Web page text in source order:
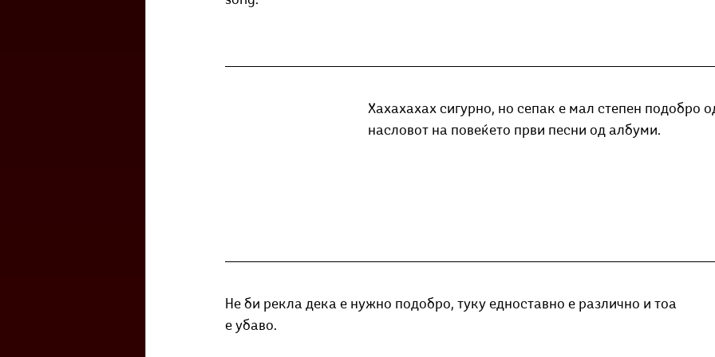
Хахахахах сигурно, но сепак е мал степен подобро
насловот на повеќето први песни од албуми.
Не би рекла дека е нужно подобро, туку едноставно е различно и тоа
е убаво.